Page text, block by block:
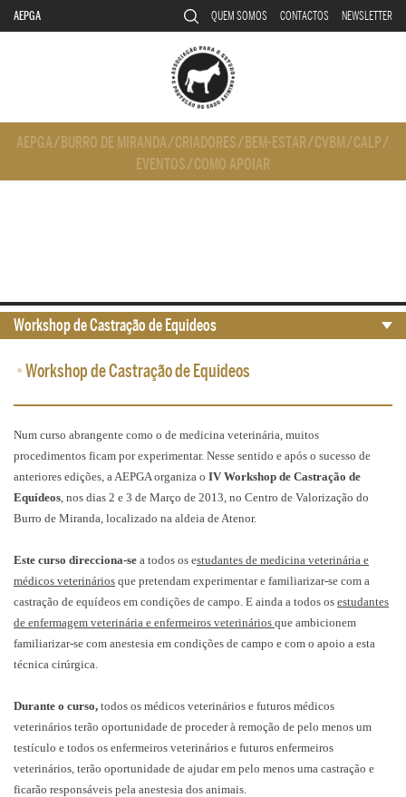
AEPGA QUEM SOMOS CONTACTOS NEWSLETTER
AEPGA/ BURRO DE MIRANDA/CRIADORES/ BEM-ESTAR/CVBM/CALP/
EVENTOS/COMO APOIAR
•Workshop de Castração de Equideos
Num curso abrangente como o de medicina veterinária, muitos
procedimentos ficam por experimentar. Nesse sentido e após o sucesso de
anteriores edições, a AEPGA organiza o IV Workshop de Castração de
Equídeos, nos dias 2 e 3 de Março de 2013, no Centro de Valorização do
Burro de Miranda, localizado na aldeia de Atenor.
Este curso direcciona-se a todos os estudantes de medicina veterinária e
médicos veterinários que pretendam experimentar e familiarizar-se com a
castração de equídeos em condições de campo. E ainda a todos os estudantes
de enfermagem veterinária e enfermeiros veterinários que ambicionem
familiarizar-se com anestesia em condições de campo e com o apoio a esta
técnica cirúrgica.
Durante o curso, todos os médicos veterinários e futuros médicos
veterinários terão oportunidade de proceder à remoção de pelo menos um
testículo e todos os enfermeiros veterinários e futuros enfermeiros
veterinários, terão oportunidade de ajudar em pelo menos uma castração e
ficarão responsáveis pela anestesia dos animais.
Workshop de Castração de Equideos